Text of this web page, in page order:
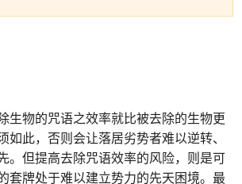
生物的咒语之效率就比被去除的生物更
如此，否则会让落居劣势者难以逆转、
。但提高去除咒语效率的风险，则是可
套牌处于难以建立势力的先天困境。最